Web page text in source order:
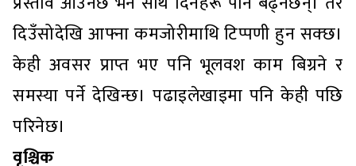
दिउँसोदेखि आफ्ना कमजोरीमाथि टिप्पणी हुन सक्छ।
केही अवसर प्राप्त भए पनि भूलवश काम बिग्रने र
समस्या पर्ने देखिन्छ। पढाइलेखाइमा पनि केही पछि
परिनेछ।
वृश्चिक